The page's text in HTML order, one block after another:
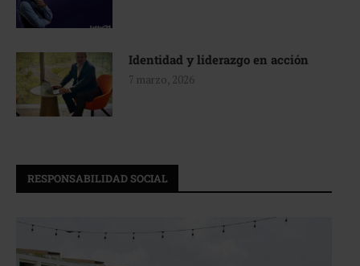
Identidad y liderazgo en acción
7 marzo, 2026
RESPONSABILIDAD SOCIAL